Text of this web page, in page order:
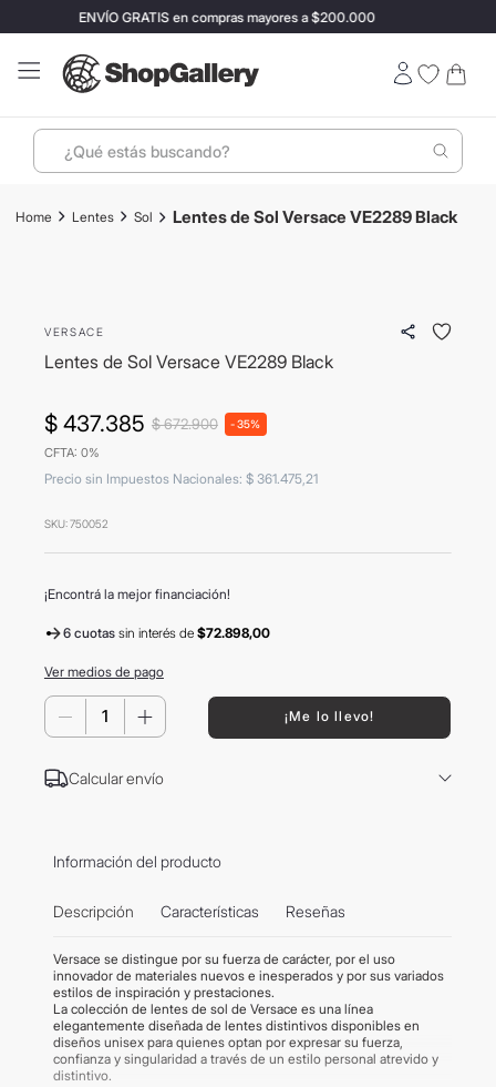
ENVÍO GRATIS en compras mayores a $200.000
¿Qué estás buscando?
Lentes Sol Lentes de Sol Versace VE2289 Black
VERSACE
Lentes de Sol Versace VE2289 Black
$ 437.385 $672.900 -35%
CFTA: 0%
Precio sin Impuestos Nacionales: $ 361.475, 21
SKU:750052
¡Encontrá la mejor financiación!
6 cuotas sin interésde $72.898,00
Ver medios de pago
＋
－ ¡Me lo llevo!
Calcular envío
Información del producto
Descripción Características Reseñas
Versace se distingue por su fuerza de carácter, por el uso
innovador de materiales nuevos e inesperados y por sus variados
estilos de inspiración y prestaciones.
La colección de lentes de sol de Versace es una línea
elegantemente diseñada de lentes distintivos disponibles en
diseños unisex para quienes optan por expresar su fuerza,
confianza y singularidad a través de un estilo personal atrevido y
distintivo.
4. termo stanley
6. bressia
7. hugo boss
9. carolina herrera
10. tom ford